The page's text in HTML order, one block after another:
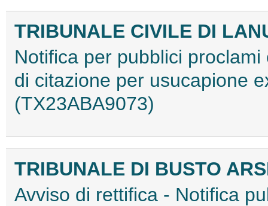
TRIBUNALE CIVILE DI
Notifica per pubblici
di citazione per usucapione
(TX23ABA9073)
TRIBUNALE DI BUSTO
Avviso di rettifica - Notifica